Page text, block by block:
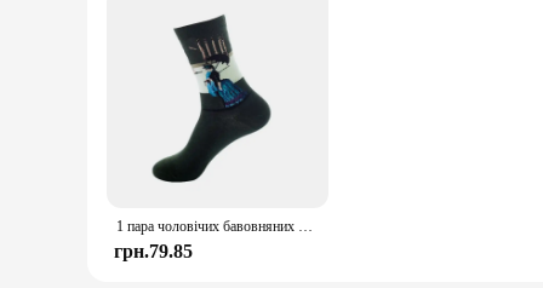
1 пара чоловічих бавовняних ретро абстрактних шкарпеток з олійним живописом, кричать, сучасний Ван Гог, зоряна ніч, щасливий олійний живопис, шкарпетка для скейтборду
грн.79.85